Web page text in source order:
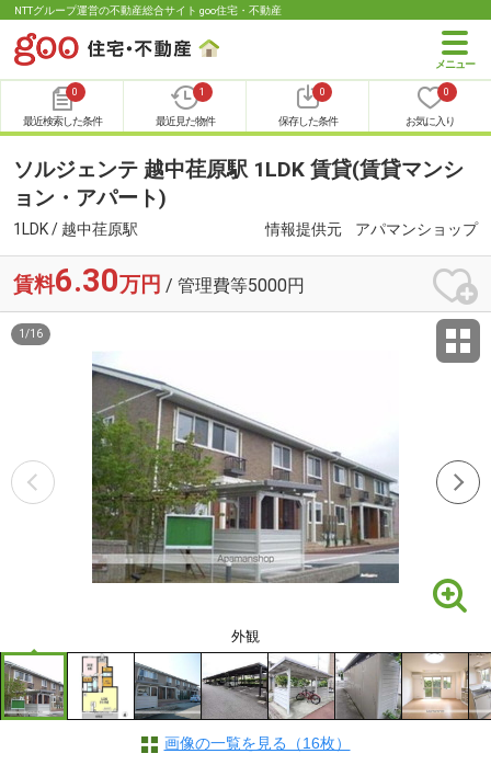
NTTグループ運営の不動産総合サイト goo住宅・不動産
0
最近検索した条件
1
最近見た物件
0
保存した条件
0
お気に入り
ソルジェンテ 越中荏原駅 1LDK 賃貸(賃貸マンシ
ョン・アパート)
1LDK / 越中荏原駅 情報提供元 アパマンショップ
賃料6.30万円 / 管理費等5000円
外観
1 /16
画像の一覧を見る（16枚）